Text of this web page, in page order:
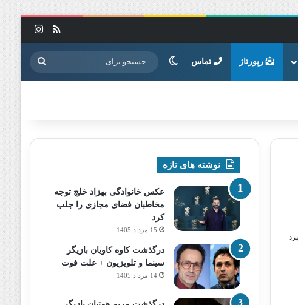
خوراک
رپورتاژ تماس تغییر پوسته جستجو
برای
نوشته های تازه
عکس خانوادگی بهزاد خلج توجه
مخاطبان فضای مجازی را جلب
کرد
15 مرداد 1405
درگذشت کاوه کاویان بازیگر
سینما و تلویزیون + علت فوت
14 مرداد 1405